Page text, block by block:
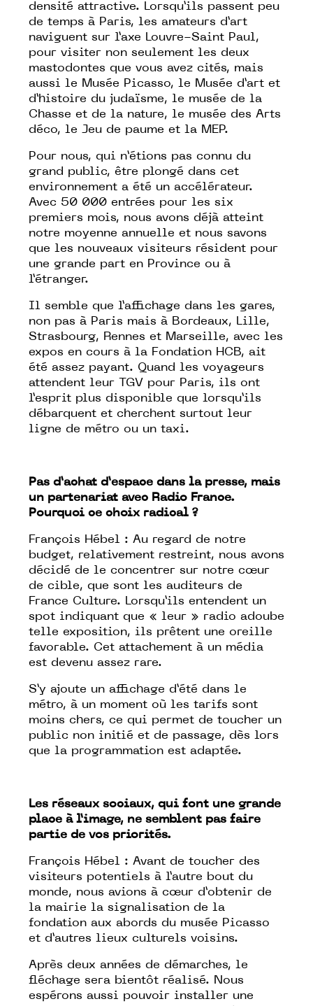
densité attractive. Lorsqu’ils passent peu
de temps à Paris, les amateurs d’art
naviguent sur l’axe Louvre-Saint Paul,
pour visiter non seulement les deux
mastodontes que vous avez cités, mais
aussi le Musée Picasso, le Musée d’art et
d’histoire du judaïsme, le musée de la
Chasse et de la nature, le musée des Arts
déco, le Jeu de paume et la MEP.
Pour nous, qui n’étions pas connu du
grand public, être plongé dans cet
environnement a été un accélérateur.
Avec 50 000 entrées pour les six
premiers mois, nous avons déjà atteint
notre moyenne annuelle et nous savons
que les nouveaux visiteurs résident pour
une grande part en Province ou à
l’étranger.
Il semble que l’affichage dans les gares,
non pas à Paris mais à Bordeaux, Lille,
Strasbourg, Rennes et Marseille, avec les
expos en cours à la Fondation HCB, ait
été assez payant. Quand les voyageurs
attendent leur TGV pour Paris, ils ont
l’esprit plus disponible que lorsqu’ils
débarquent et cherchent surtout leur
ligne de métro ou un taxi.
Pas d’achat d’espace dans la presse, mais
un partenariat avec Radio France.
Pourquoi ce choix radical ?
François Hébel : Au regard de notre
budget, relativement restreint, nous avons
décidé de le concentrer sur notre cœur
de cible, que sont les auditeurs de
France Culture. Lorsqu’ils entendent un
spot indiquant que « leur » radio adoube
telle exposition, ils prêtent une oreille
favorable. Cet attachement à un média
est devenu assez rare.
S’y ajoute un affichage d’été dans le
métro, à un moment où les tarifs sont
moins chers, ce qui permet de toucher un
public non initié et de passage, dès lors
que la programmation est adaptée.
Les réseaux sociaux, qui font une grande
place à l’image, ne semblent pas faire
partie de vos priorités.
François Hébel : Avant de toucher des
visiteurs potentiels à l’autre bout du
monde, nous avions à cœur d’obtenir de
la mairie la signalisation de la
fondation aux abords du musée Picasso
et d’autres lieux culturels voisins.
Après deux années de démarches, le
fléchage sera bientôt réalisé. Nous
espérons aussi pouvoir installer une